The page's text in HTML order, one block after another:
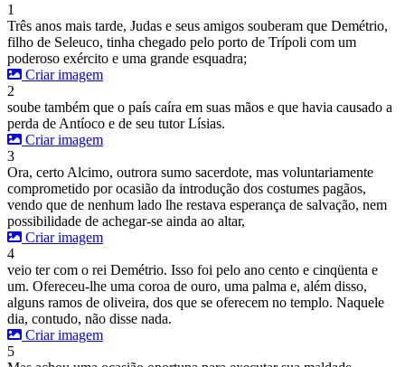
1
Três anos mais tarde, Judas e seus amigos souberam que Demétrio,
filho de Seleuco, tinha chegado pelo porto de Trípoli com um
poderoso exército e uma grande esquadra;
Criar imagem
2
soube também que o país caíra em suas mãos e que havia causado a
perda de Antíoco e de seu tutor Lísias.
Criar imagem
3
Ora, certo Alcimo, outrora sumo sacerdote, mas voluntariamente
comprometido por ocasião da introdução dos costumes pagãos,
vendo que de nenhum lado lhe restava esperança de salvação, nem
possibilidade de achegar-se ainda ao altar,
Criar imagem
4
veio ter com o rei Demétrio. Isso foi pelo ano cento e cinqüenta e
um. Ofereceu-lhe uma coroa de ouro, uma palma e, além disso,
alguns ramos de oliveira, dos que se oferecem no templo. Naquele
dia, contudo, não disse nada.
Criar imagem
5